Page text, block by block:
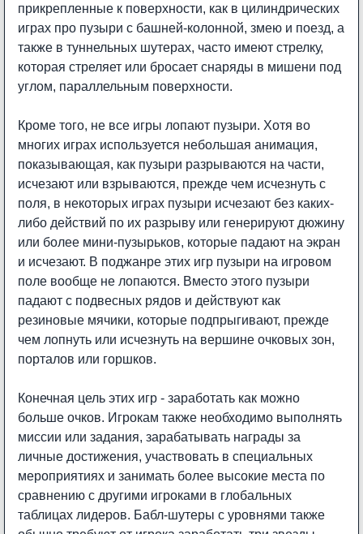
прикрепленные к поверхности, как в цилиндрических
играх про пузыри с башней-колонной, змею и поезд, а
также в туннельных шутерах, часто имеют стрелку,
которая стреляет или бросает снаряды в мишени под
углом, параллельным поверхности.
Кроме того, не все игры лопают пузыри. Хотя во
многих играх используется небольшая анимация,
показывающая, как пузыри разрываются на части,
исчезают или взрываются, прежде чем исчезнуть с
поля, в некоторых играх пузыри исчезают без каких-
либо действий по их разрыву или генерируют дюжину
или более мини-пузырьков, которые падают на экран
и исчезают. В поджанре этих игр пузыри на игровом
поле вообще не лопаются. Вместо этого пузыри
падают с подвесных рядов и действуют как
резиновые мячики, которые подпрыгивают, прежде
чем лопнуть или исчезнуть на вершине очковых зон,
порталов или горшков.
Конечная цель этих игр - заработать как можно
больше очков. Игрокам также необходимо выполнять
миссии или задания, зарабатывать награды за
личные достижения, участвовать в специальных
мероприятиях и занимать более высокие места по
сравнению с другими игроками в глобальных
таблицах лидеров. Бабл-шутеры с уровнями также